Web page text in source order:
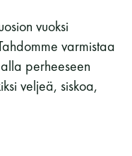
vuoksi
varmistaa
perheeseen
veljeä, siskoa,